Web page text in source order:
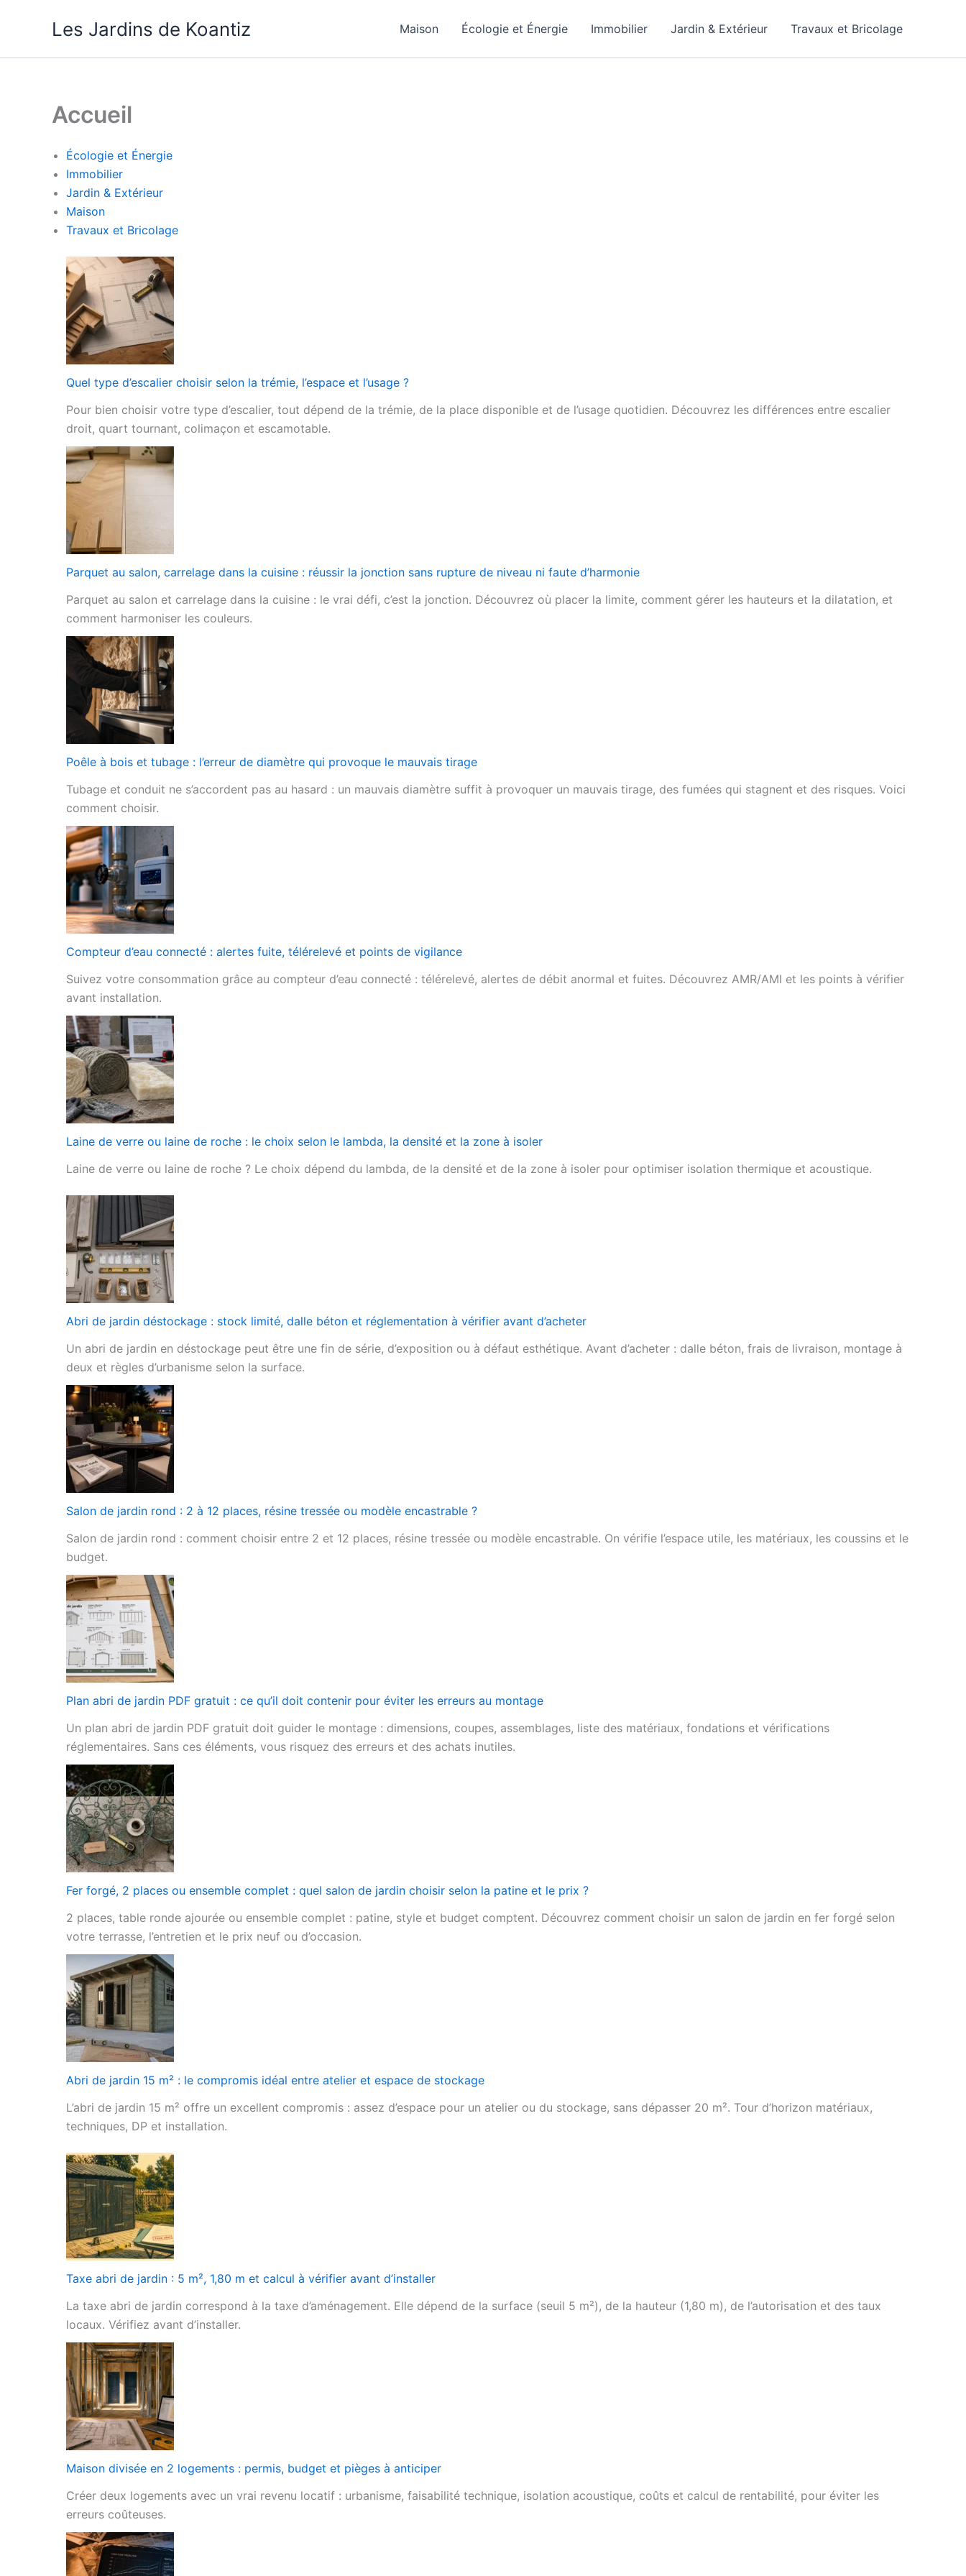
Les Jardins de Koantiz Maison Écologie et Énergie Immobilier Jardin & Extérieur Travaux et Bricolage
Accueil
Écologie et Énergie
Immobilier
Jardin & Extérieur
Maison
Travaux et Bricolage
Quel type d’escalier choisir selon la trémie, l’espace et l’usage ?
Pour bien choisir votre type d’escalier, tout dépend de la trémie, de la place disponible et de l’usage quotidien. Découvrez les différences entre escalier
droit, quart tournant, colimaçon et escamotable.
Parquet au salon, carrelage dans la cuisine : réussir la jonction sans rupture de niveau ni faute d’harmonie
Parquet au salon et carrelage dans la cuisine : le vrai défi, c’est la jonction. Découvrez où placer la limite, comment gérer les hauteurs et la dilatation, et
comment harmoniser les couleurs.
Poêle à bois et tubage : l’erreur de diamètre qui provoque le mauvais tirage
Tubage et conduit ne s’accordent pas au hasard : un mauvais diamètre suffit à provoquer un mauvais tirage, des fumées qui stagnent et des risques. Voici
comment choisir.
Compteur d’eau connecté : alertes fuite, télérelevé et points de vigilance
Suivez votre consommation grâce au compteur d’eau connecté : télérelevé, alertes de débit anormal et fuites. Découvrez AMR/AMI et les points à vérifier
avant installation.
Laine de verre ou laine de roche : le choix selon le lambda, la densité et la zone à isoler
Laine de verre ou laine de roche ? Le choix dépend du lambda, de la densité et de la zone à isoler pour optimiser isolation thermique et acoustique.
Abri de jardin déstockage : stock limité, dalle béton et réglementation à vérifier avant d’acheter
Un abri de jardin en déstockage peut être une fin de série, d’exposition ou à défaut esthétique. Avant d’acheter : dalle béton, frais de livraison, montage à
deux et règles d’urbanisme selon la surface.
Salon de jardin rond : 2 à 12 places, résine tressée ou modèle encastrable ?
Salon de jardin rond : comment choisir entre 2 et 12 places, résine tressée ou modèle encastrable. On vérifie l’espace utile, les matériaux, les coussins et le
budget.
Plan abri de jardin PDF gratuit : ce qu’il doit contenir pour éviter les erreurs au montage
Un plan abri de jardin PDF gratuit doit guider le montage : dimensions, coupes, assemblages, liste des matériaux, fondations et vérifications
réglementaires. Sans ces éléments, vous risquez des erreurs et des achats inutiles.
Fer forgé, 2 places ou ensemble complet : quel salon de jardin choisir selon la patine et le prix ?
2 places, table ronde ajourée ou ensemble complet : patine, style et budget comptent. Découvrez comment choisir un salon de jardin en fer forgé selon
votre terrasse, l’entretien et le prix neuf ou d’occasion.
Abri de jardin 15 m² : le compromis idéal entre atelier et espace de stockage
L’abri de jardin 15 m² offre un excellent compromis : assez d’espace pour un atelier ou du stockage, sans dépasser 20 m². Tour d’horizon matériaux,
techniques, DP et installation.
Taxe abri de jardin : 5 m², 1,80 m et calcul à vérifier avant d’installer
La taxe abri de jardin correspond à la taxe d’aménagement. Elle dépend de la surface (seuil 5 m²), de la hauteur (1,80 m), de l’autorisation et des taux
locaux. Vérifiez avant d’installer.
Maison divisée en 2 logements : permis, budget et pièges à anticiper
Créer deux logements avec un vrai revenu locatif : urbanisme, faisabilité technique, isolation acoustique, coûts et calcul de rentabilité, pour éviter les
erreurs coûteuses.